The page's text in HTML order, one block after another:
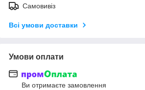
Самовивіз
Всі умови доставки
Умови оплати
Ви отримаєте замовлення